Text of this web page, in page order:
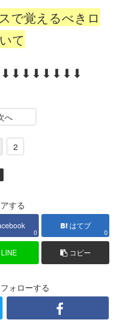
で覚えるべきロ
て
へ
2
する
0
はてブ
0
LINE コピー
ォローする